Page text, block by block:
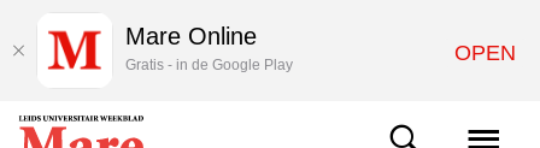
ACHTERGROND
Mare Online
Gratis - in de Google Play OPEN